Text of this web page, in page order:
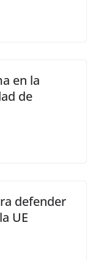
en la
de
defender
UE